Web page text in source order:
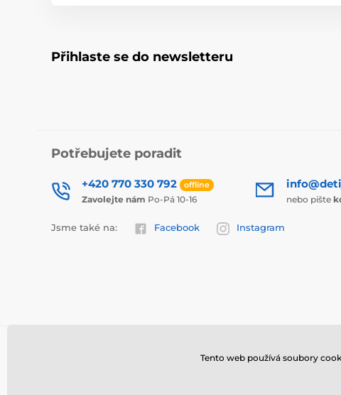
Přihlaste se do newsletteru
Potřebujete poradit
+420 770 330 792 offline
Zavolejte nám Po-Pá 10-16 nebo pište
Jsme také na: Facebook Instagram
Tento web používá soubory